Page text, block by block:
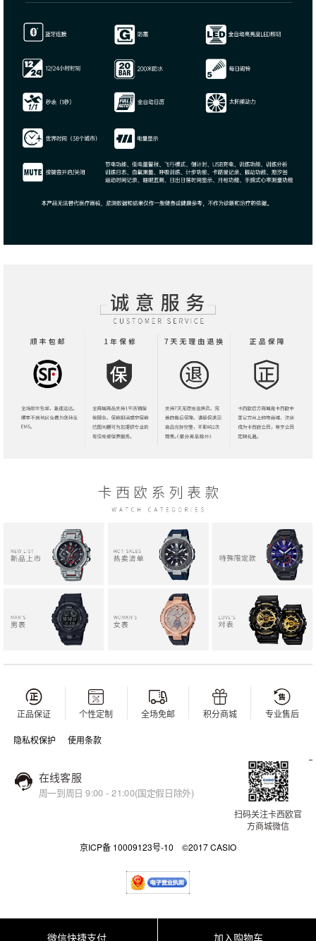
微信快捷支付 加入购物车
正品保证 个性定制 全场免邮 积分商城 专业售后
隐私权保护 使用条款
在线客服
周一到周日 9:00 - 21:00(国定假日除外)
扫码关注卡西欧官
方商城微信
京ICP备 10009123号-10 ©2017 CASIO